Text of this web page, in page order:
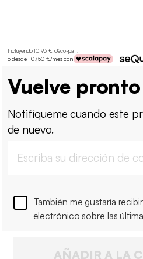
Incluyendo 10,93 € d'éco-part.
o desde 107,50 €/mes con
Vuelve pronto
Notifíqueme cuando este
de nuevo.
También me gustaría
electrónico sobre las
AÑADIR A LA